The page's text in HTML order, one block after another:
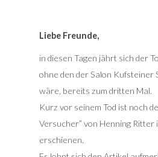
Liebe Freunde,
in diesen Tagen jährt sich der
ohne den der Salon Kufsteiner
wäre, bereits zum dritten Mal.
Kurz vor seinem Tod ist noch
Versucher” von Henning Ritter
erschienen.